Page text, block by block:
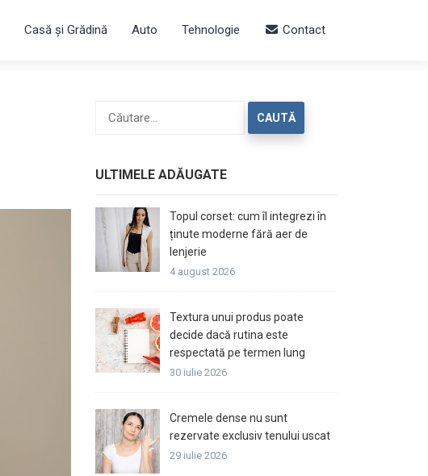
Casă și Grădină Auto Tehnologie Contact
după:
ULTIMELE ADĂUGATE
Topul corset: cum îl integrezi în
ținute moderne fără aer de
lenjerie
4 august 2026
Textura unui produs poate
decide dacă rutina este
respectată pe termen lung
30 iulie 2026
Cremele dense nu sunt
rezervate exclusiv tenului uscat
29 iulie 2026